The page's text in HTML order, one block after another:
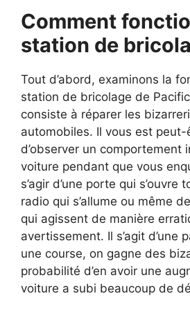
Comment
station de
Tout d’abord, examinons la
station de bricolage de
consiste à réparer les
automobiles. Il vous est peut-
d’observer un comportement
voiture pendant que vous
s’agir d’une porte qui s’ouvre
radio qui s’allume ou même
qui agissent de manière
avertissement. Il s’agit d’une
une course, on gagne des
probabilité d’en avoir une
voiture a subi beaucoup de